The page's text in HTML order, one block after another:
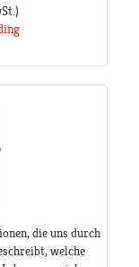
die uns durch
welche